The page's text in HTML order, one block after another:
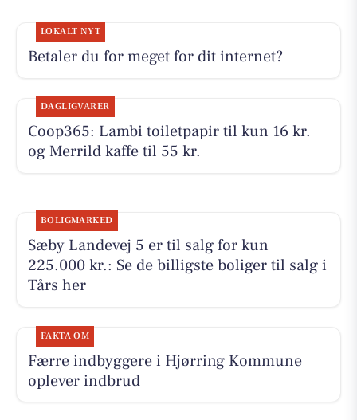
LOKALT NYT
Betaler du for meget for dit internet?
DAGLIGVARER
Coop365: Lambi toiletpapir til kun 16 kr.
og Merrild kaffe til 55 kr.
BOLIGMARKED
Sæby Landevej 5 er til salg for kun
225.000 kr.: Se de billigste boliger til salg i
Tårs her
FAKTA OM
Færre indbyggere i Hjørring Kommune
oplever indbrud